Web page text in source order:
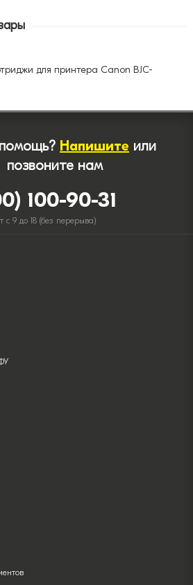
для принтера Canon BJC-
Напишите или
позвоните нам
100-90-31
с 9 до 18 (без перерыва)